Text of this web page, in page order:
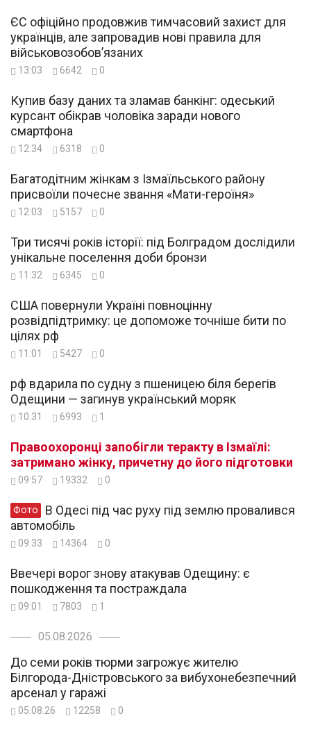
ЄС офіційно продовжив тимчасовий захист для
українців, але запровадив нові правила для
військовозобов’язаних
13:03 6642 0
Купив базу даних та зламав банкінг: одеський
курсант обікрав чоловіка заради нового
смартфона
12:34 6318 0
Багатодітним жінкам з Ізмаїльського району
присвоїли почесне звання «Мати-героїня»
12:03 5157 0
Три тисячі років історії: під Болградом дослідили
унікальне поселення доби бронзи
11:32 6345 0
США повернули Україні повноцінну
розвідпідтримку: це допоможе точніше бити по
цілях рф
11:01 5427 0
рф вдарила по судну з пшеницею біля берегів
Одещини — загинув український моряк
10:31 6993 1
Правоохоронці запобігли теракту в Ізмаїлі:
затримано жінку, причетну до його підготовки
09:57 19332 0
Фото
автомобіль
09:33 14364 0
Ввечері ворог знову атакував Одещину: є
пошкодження та постраждала
09:01 7803 1
05.08.2026
До семи років тюрми загрожує жителю
Білгорода-Дністровського за вибухонебезпечний
арсенал у гаражі
05.08.26 12258 0